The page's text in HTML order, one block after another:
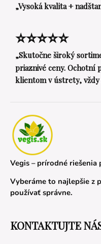
„Vysoká kvalita +
⭐⭐⭐⭐⭐
„Skutočne široký
priaznivé ceny. Ochotní
klientom v ústrety,
Vegis – prírodné riešenia
Vyberáme to najlepšie z
používať správne.
KONTAKTUJTE